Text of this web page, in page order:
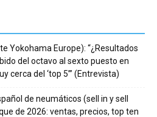
Yokohama Europe): “¿Resultados
del octavo al sexto puesto en
cerca del ‘top 5’” (Entrevista)
de neumáticos (sell in y sell
de 2026: ventas, precios, top ten